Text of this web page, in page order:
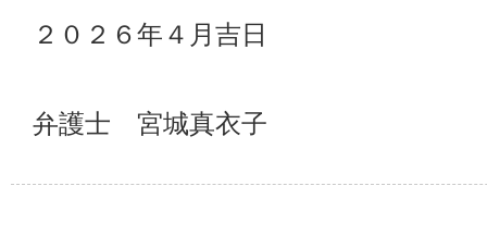
２０２６年４月吉日
弁護士 宮城真衣子